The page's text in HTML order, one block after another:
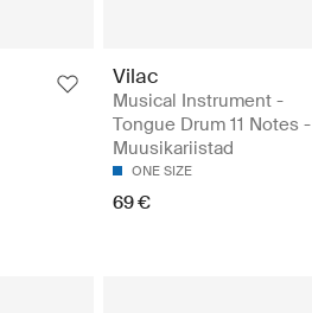
Vilac
Musical Instrument -
Tongue Drum 11 Notes -
Muusikariistad
ONE SIZE
69 €